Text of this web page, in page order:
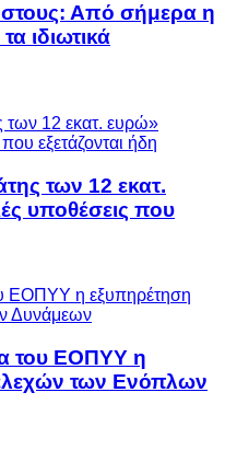
Από σήμερα η
ιδιωτικά
των 12 εκατ.
υποθέσεις που
του ΕΟΠΥΥ η
των Ενόπλων